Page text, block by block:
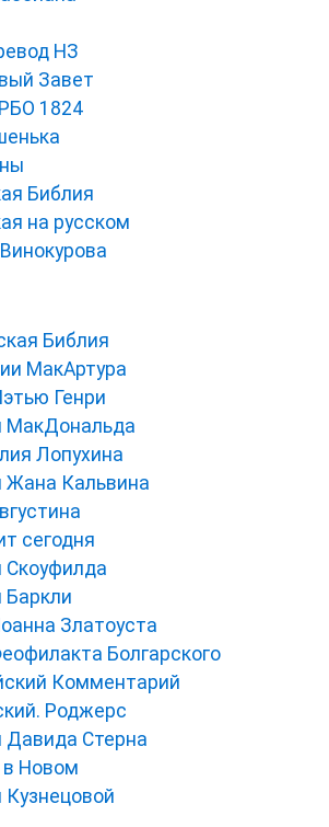
НЗ
Завет
1824
Библия
на русском
Библия
МакАртура
Генри
МакДональда
Лопухина
Кальвина
сегодня
Златоуста
Болгарского
Комментарий
Роджерс
Стерна
в Новом